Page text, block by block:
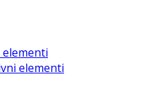
elementi